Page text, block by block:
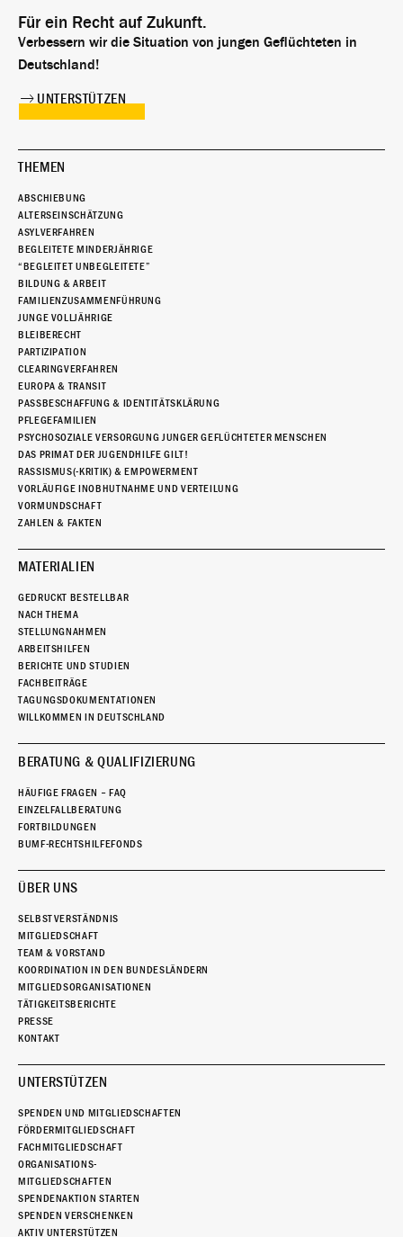
Für ein Recht auf Zukunft.
Verbessern wir die Situation von jungen Geflüchteten in
Deutschland!
UNTERSTÜTZEN
THEMEN
ABSCHIEBUNG
ALTERSEINSCHÄTZUNG
ASYLVERFAHREN
BEGLEITETE MINDERJÄHRIGE
“BEGLEITET UNBEGLEITETE”
BILDUNG & ARBEIT
FAMILIENZUSAMMENFÜHRUNG
JUNGE VOLLJÄHRIGE
BLEIBERECHT
PARTIZIPATION
CLEARINGVERFAHREN
EUROPA & TRANSIT
PASSBESCHAFFUNG & IDENTITÄTSKLÄRUNG
PFLEGEFAMILIEN
PSYCHOSOZIALE VERSORGUNG JUNGER GEFLÜCHTETER MENSCHEN
DAS PRIMAT DER JUGENDHILFE GILT!
RASSISMUS(-KRITIK) & EMPOWERMENT
VORLÄUFIGE INOBHUTNAHME UND VERTEILUNG
VORMUNDSCHAFT
ZAHLEN & FAKTEN
MATERIALIEN
GEDRUCKT BESTELLBAR
NACH THEMA
STELLUNGNAHMEN
ARBEITSHILFEN
BERICHTE UND STUDIEN
FACHBEITRÄGE
TAGUNGSDOKUMENTATIONEN
WILLKOMMEN IN DEUTSCHLAND
BERATUNG & QUALIFIZIERUNG
HÄUFIGE FRAGEN – FAQ
EINZELFALLBERATUNG
FORTBILDUNGEN
BUMF-RECHTSHILFEFONDS
ÜBER UNS
SELBSTVERSTÄNDNIS
MITGLIEDSCHAFT
TEAM & VORSTAND
KOORDINATION IN DEN BUNDESLÄNDERN
MITGLIEDSORGANISATIONEN
TÄTIGKEITSBERICHTE
PRESSE
KONTAKT
UNTERSTÜTZEN
SPENDEN UND MITGLIEDSCHAFTEN
FÖRDERMITGLIEDSCHAFT
FACHMITGLIEDSCHAFT
ORGANISATIONS-
MITGLIEDSCHAFTEN
SPENDENAKTION STARTEN
SPENDEN VERSCHENKEN
AKTIV UNTERSTÜTZEN